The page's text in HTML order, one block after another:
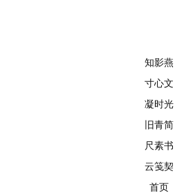
知影燕
寸心文
凝时光
旧青简
尺素书
云笺契
首页